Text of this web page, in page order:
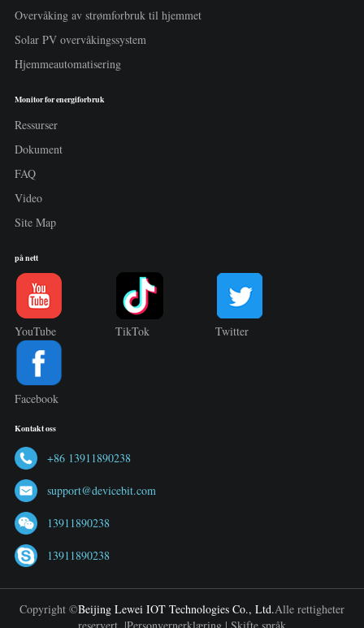
Overvåking av strømforbruk til hjemmet
Solar PV overvåkingssystem
Hjemmeautomatisering
Monitor for energiforbruk
Ressurser
Dokument
FAQ
Video
Site Map
på nett
YouTube TikTok Twitter
Facebook
Kontakt oss
+86 13911890238
support@devicebit.com
13911890238
13911890238
Copyright ©Beijing Lewei IOT Technologies Co., Ltd.Alle rettigheter